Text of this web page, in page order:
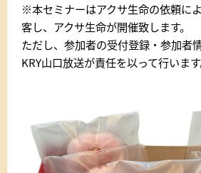
※本セミナーはアクサ生命の依頼に
客し、アクサ生命が開催致します。
ただし、参加者の受付登録・参加者
KRY山口放送が責任を以って行います